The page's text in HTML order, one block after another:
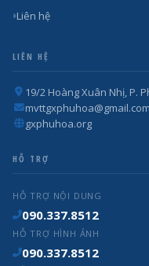
Liên hệ
LIÊN HỆ
19/2 Hoàng Xuân Nhị, P.
mvttgxphuhoa@gmail.com
gxphuhoa.org
HỖ TRỢ
HỖ TRỢ NỘI DUNG
090.337.8512
HỖ TRỢ HÌNH ẢNH
090.337.8512